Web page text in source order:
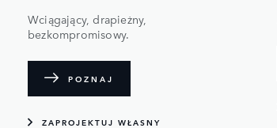
Wciągający, drapieżny,
bezkompromisowy.
POZNAJ
ZAPROJEKTUJ WŁASNY